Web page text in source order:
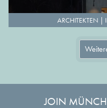
ARCHITEKTEN |
JOIN